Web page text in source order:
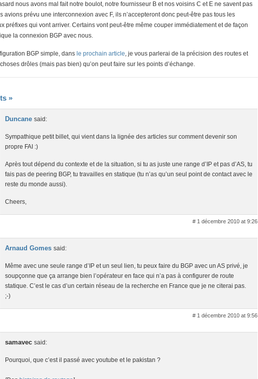
nous avons mal fait notre boulot, notre fournisseur B et nos voisins C et E ne savent pas
avions prévu une interconnexion avec F, ils n’accepteront donc peut-être pas tous les
préfixes qui vont arriver. Certains vont peut-être même couper immédiatement et de façon
la connexion BGP avec nous.
BGP simple, dans le prochain article, je vous parlerai de la précision des routes et
drôles (mais pas bien) qu’on peut faire sur les points d’échange.
»
Duncane said:
Sympathique petit billet, qui vient dans la lignée des articles sur comment devenir son
propre FAI :)
Après tout dépend du contexte et de la situation, si tu as juste une range d’IP et pas d’AS, tu
fais pas de peering BGP, tu travailles en statique (tu n’as qu’un seul point de contact avec le
reste du monde aussi).
Cheers,
# 1 décembre 2010 at 9:26
Arnaud Gomes said:
Même avec une seule range d’IP et un seul lien, tu peux faire du BGP avec un AS privé, je
soupçonne que ça arrange bien l’opérateur en face qui n’a pas à configurer de route
statique. C’est le cas d’un certain réseau de la recherche en France que je ne citerai pas.
;-)
# 1 décembre 2010 at 9:56
samavec said:
Pourquoi, que c’est il passé avec youtube et le pakistan ?